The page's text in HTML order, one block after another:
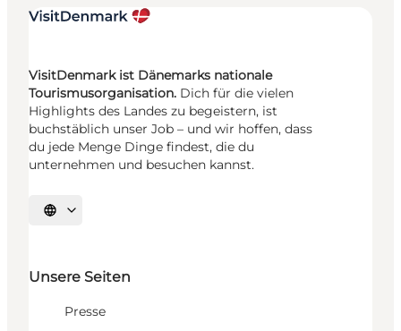
VisitDenmark ist Dänemarks nationale
Tourismusorganisation. Dich für die vielen
Highlights des Landes zu begeistern, ist
buchstäblich unser Job – und wir hoffen, dass
du jede Menge Dinge findest, die du
unternehmen und besuchen kannst.
Sprache auswählen
Unsere Seiten
Presse